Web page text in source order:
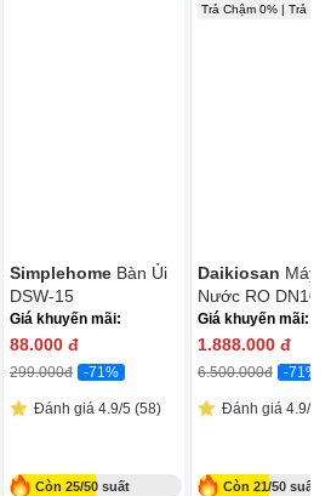
Simplehome Bàn Ủi
DSW-15
Giá khuyến mãi:
88.000 đ
299.000đ -71%
Đánh giá 4.9/5 (58)
Còn 25/50 suất
Trả Chậm 0% | Trả
Daikiosan Máy
Nước RO
Lõi RO Mỹ
Giá khuyến mãi:
1.888.000 đ
6.500.000đ -71%
Đánh giá 4.9/5
Còn 21/50 suất